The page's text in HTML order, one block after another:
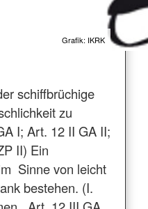
Grafik: IKRK
schiffbrüchige
zu
I; Art. 12 II GA II;
II) Ein
Sinne von leicht
bestehen. (I.